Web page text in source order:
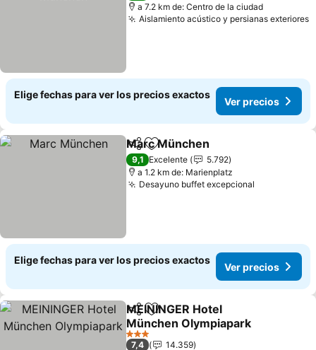
a 7.2 km de: Centro de la ciudad
Aislamiento acústico y persianas exteriores
Elige fechas para ver los precios exactos
Ver precios
CompartirAgregar a favoritos
Marc München
9,1 Excelente
5.792
a 1.2 km de: Marienplatz
Desayuno buffet excepcional
Elige fechas para ver los precios exactos
Ver precios
CompartirAgregar a favoritos
MEININGER Hotel
München Olympiapark
Ver precios
3 Estrellas
7,4
14.359